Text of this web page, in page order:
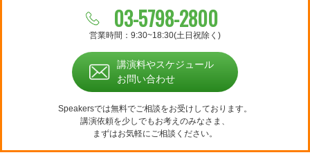
03-5798-2800
営業時間：9:30~18:30(土日祝除く)
講演料やスケジュール
お問い合わせ
Speakersでは無料でご相談をお受けしております。
講演依頼を少しでもお考えのみなさま、
まずはお気軽にご相談ください。